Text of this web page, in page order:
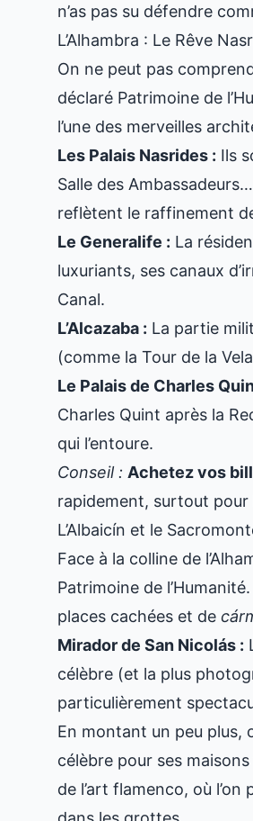
n’as pas su défendre
L’Alhambra : Le Rêve
On ne peut pas
déclaré Patrimoine de
l’une des merveilles
Les Palais Nasrides : Ils
Salle des
reflètent le raffinement
Le Generalife : La
luxuriants, ses canaux
Canal.
L’Alcazaba : La partie
(comme la Tour de la
Le Palais de Charles
Charles Quint après la
qui l’entoure.
Conseil : Achetez vos
rapidement, surtout pour
L’Albaicín et le
Face à la colline de
Patrimoine de
places cachées et de
Mirador de San Nicolás :
célèbre (et la plus
particulièrement
En montant un peu plus,
célèbre pour ses
de l’art flamenco, où